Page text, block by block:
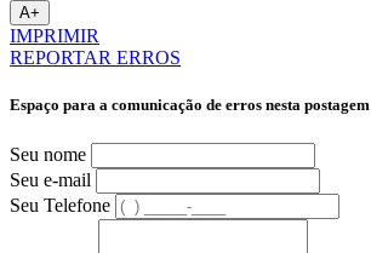
A+
IMPRIMIR
REPORTAR ERROS
Espaço para a comunicação de erros nesta postagem
Seu nome
Seu e-mail
Seu Telefone